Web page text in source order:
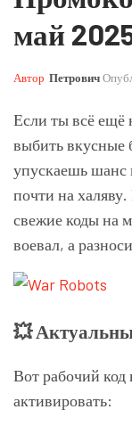
май
Автор Петрович
Если ты всё ещё
выбить вкусные
упускаешь шанс
почти на
свежие коды на
воевал, а
💥
Вот рабочий
активировать: